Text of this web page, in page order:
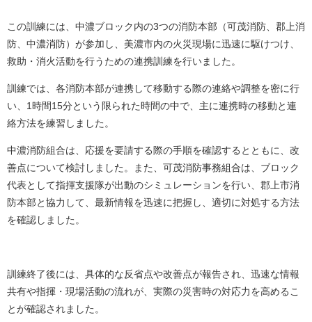
この訓練には、中濃ブロック内の3つの消防本部（可茂消防、郡上消
防、中濃消防）が参加し、美濃市内の火災現場に迅速に駆けつけ、
救助・消火活動を行うための連携訓練を行いました。
訓練では、各消防本部が連携して移動する際の連絡や調整を密に行
い、1時間15分という限られた時間の中で、主に連携時の移動と連
絡方法を練習しました。
中濃消防組合は、応援を要請する際の手順を確認するとともに、改
善点について検討しました。また、可茂消防事務組合は、ブロック
代表として指揮支援隊が出動のシミュレーションを行い、郡上市消
防本部と協力して、最新情報を迅速に把握し、適切に対処する方法
を確認しました。
訓練終了後には、具体的な反省点や改善点が報告され、迅速な情報
共有や指揮・現場活動の流れが、実際の災害時の対応力を高めるこ
とが確認されました。